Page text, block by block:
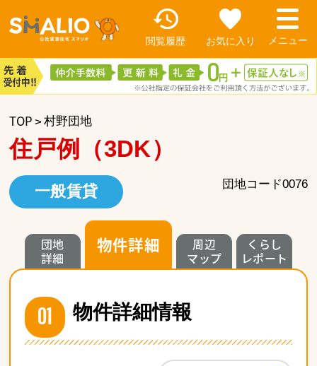
閲覧履歴 お気に入り
TOP 村野団地
住戸例（3DK）
一般賃貸 団地コード0076
団地
詳細
物件詳細
周辺
マップ
くらし
レポート
01 物件詳細情報